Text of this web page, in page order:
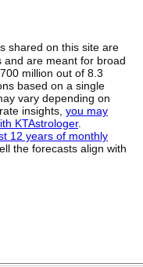
shared on this site are
and are meant for broad
million out of 8.3
based on a single
vary depending on
insights, you may
KTAstrologer.
12 years of monthly
the forecasts align with